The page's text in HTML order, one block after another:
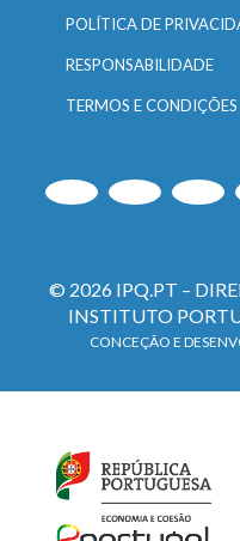
POLÍTICA DE
RESPONSABILIDADE
TERMOS E CONDIÇÕES
© 2026 IPQ.PT –
INSTITUTO
CONCEÇÃO E